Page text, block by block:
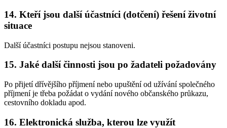
14. Kteří jsou další účastníci (dotčení) řešení životní
situace
Další účastníci postupu nejsou stanoveni.
15. Jaké další činnosti jsou po žadateli požadovány
Po přijetí dřívějšího příjmení nebo upuštění od užívání společného
příjmení je třeba požádat o vydání nového občanského průkazu,
cestovního dokladu apod.
16. Elektronická služba, kterou lze využít